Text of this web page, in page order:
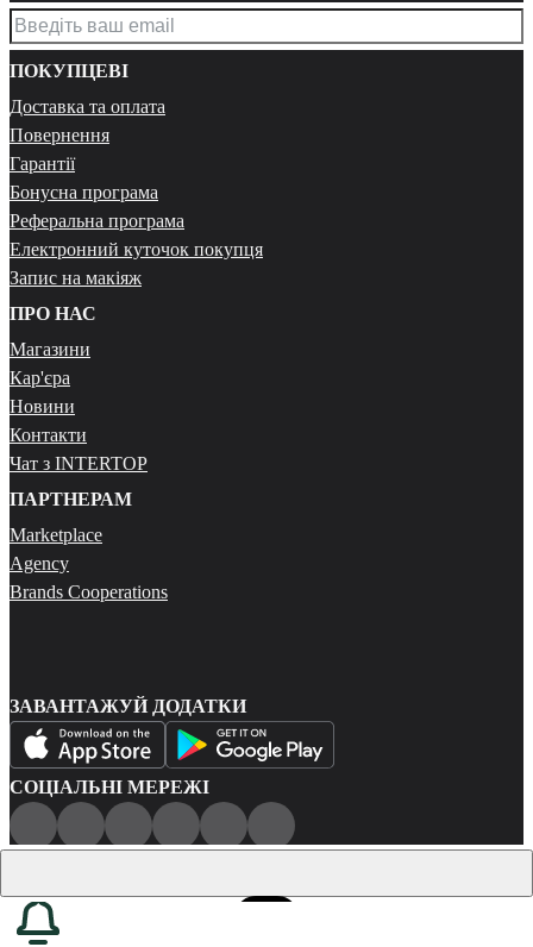
ПОКУПЦЕВІ
Доставка та оплата
Повернення
Гарантії
Бонусна програма
Реферальна програма
Електронний куточок покупця
Запис на макіяж
ПРО НАС
Магазини
Кар'єра
Новини
Контакти
Чат з INTERTOP
ПАРТНЕРАМ
Marketplace
Agency
Brands Cooperations
ЗАВАНТАЖУЙ ДОДАТКИ
СОЦІАЛЬНІ МЕРЕЖІ
Політика конфіденційності
Карта сайту